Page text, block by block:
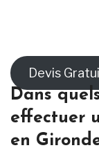
Devis
Dans
effectuer
en